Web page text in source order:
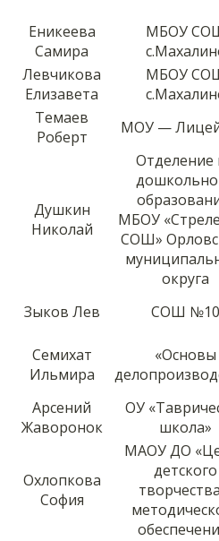
Еникеева
Самира
МБОУ
Левчикова
Елизавета
МБОУ
Темаев
Роберт
МОУ —
Душкин
Николай
Отделение
МБОУ
СОШ»
округа
Зыков Лев СОШ №10
Семихат
Ильмира
«Основы
Арсений
Жаворонок
ОУ
школа»
Охлопкова
София
МАОУ ДО
детского